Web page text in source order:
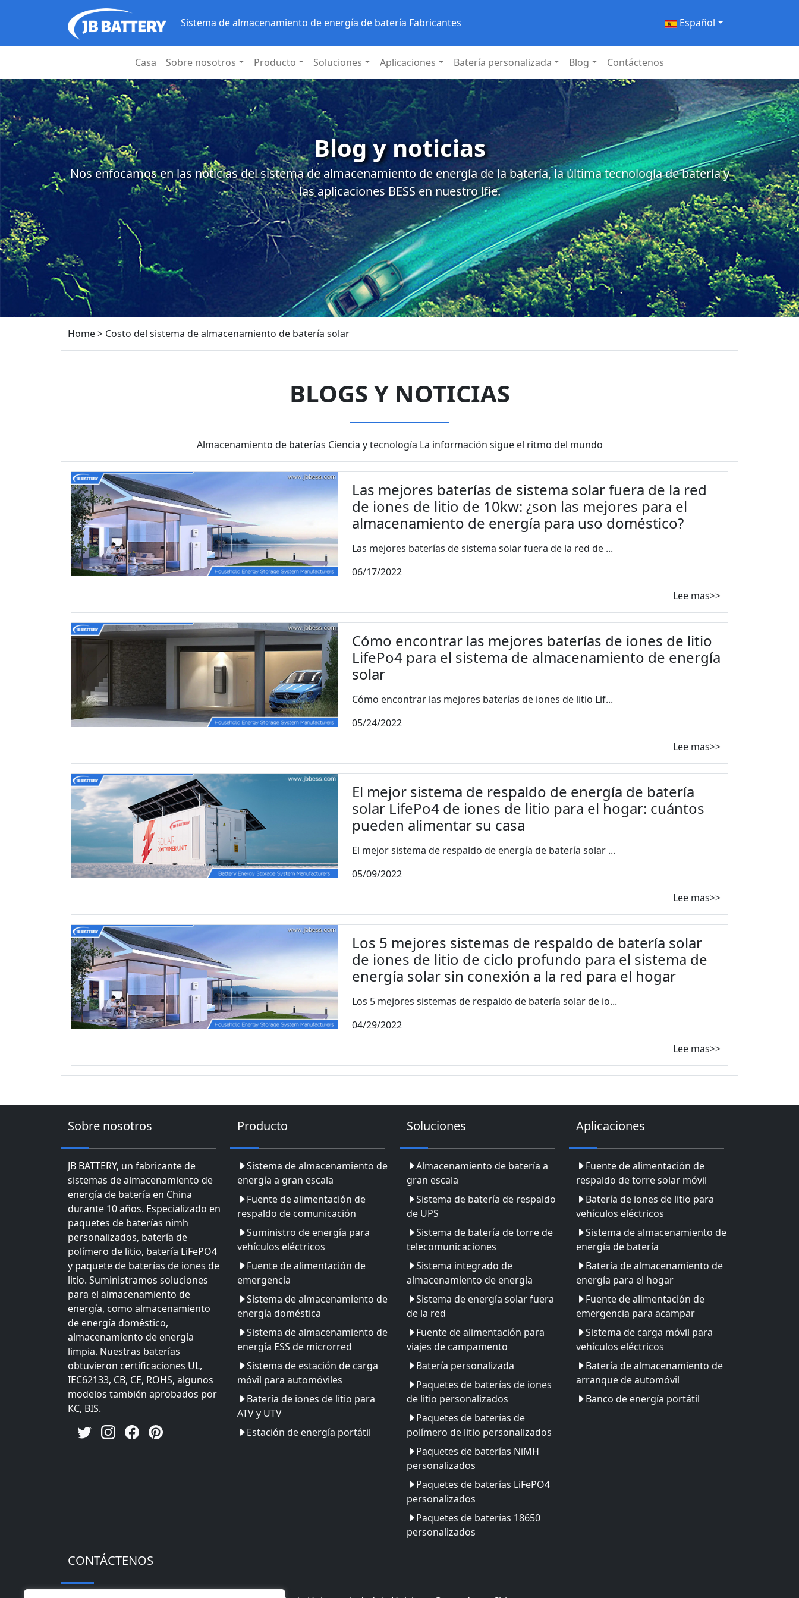
Sistema de almacenamiento de energía de batería Fabricantes Español
Casa Sobre nosotros Producto Soluciones Aplicaciones Batería personalizada Blog Contáctenos
Blog y noticias
Nos enfocamos en las noticias del sistema de almacenamiento de energía de la batería, la última tecnología de batería y
las aplicaciones BESS en nuestro lfie.
Home> Costo del sistema de almacenamiento de batería solar
BLOGS Y NOTICIAS
Almacenamiento de baterías Ciencia y tecnología La información sigue el ritmo del mundo
Las mejores baterías de sistema solar fuera de la red
de iones de litio de 10kw: ¿son las mejores para el
almacenamiento de energía para uso doméstico?
Las mejores baterías de sistema solar fuera de la red de ...
06/17/2022
Lee mas>>
Cómo encontrar las mejores baterías de iones de litio
LifePo4 para el sistema de almacenamiento de energía
solar
Cómo encontrar las mejores baterías de iones de litio Lif...
05/24/2022
Lee mas>>
El mejor sistema de respaldo de energía de batería
solar LifePo4 de iones de litio para el hogar: cuántos
pueden alimentar su casa
El mejor sistema de respaldo de energía de batería solar ...
05/09/2022
Lee mas>>
Los 5 mejores sistemas de respaldo de batería solar
de iones de litio de ciclo profundo para el sistema de
energía solar sin conexión a la red para el hogar
Los 5 mejores sistemas de respaldo de batería solar de io...
04/29/2022
Lee mas>>
Sobre nosotros
JB BATTERY, un fabricante de
sistemas de almacenamiento de
energía de batería en China
durante 10 años. Especializado en
paquetes de baterías nimh
personalizados, batería de
polímero de litio, batería LiFePO4
y paquete de baterías de iones de
litio. Suministramos soluciones
para el almacenamiento de
energía, como almacenamiento
de energía doméstico,
almacenamiento de energía
limpia. Nuestras baterías
obtuvieron certificaciones UL,
IEC62133, CB, CE, ROHS, algunos
modelos también aprobados por
KC, BIS.
Producto
Sistema de almacenamiento de
energía a gran escala
Fuente de alimentación de
respaldo de comunicación
Suministro de energía para
vehículos eléctricos
Fuente de alimentación de
emergencia
Sistema de almacenamiento de
energía doméstica
Sistema de almacenamiento de
energía ESS de microrred
Sistema de estación de carga
móvil para automóviles
Batería de iones de litio para
ATV y UTV
Estación de energía portátil
Soluciones
Almacenamiento de batería a
gran escala
Sistema de batería de respaldo
de UPS
Sistema de batería de torre de
telecomunicaciones
Sistema integrado de
almacenamiento de energía
Sistema de energía solar fuera
de la red
Fuente de alimentación para
viajes de campamento
Batería personalizada
Paquetes de baterías de iones
de litio personalizados
Paquetes de baterías de
polímero de litio personalizados
Paquetes de baterías NiMH
personalizados
Paquetes de baterías LiFePO4
personalizados
Paquetes de baterías 18650
personalizados
Aplicaciones
Fuente de alimentación de
respaldo de torre solar móvil
Batería de iones de litio para
vehículos eléctricos
Sistema de almacenamiento de
energía de batería
Batería de almacenamiento de
energía para el hogar
Fuente de alimentación de
emergencia para acampar
Sistema de carga móvil para
vehículos eléctricos
Batería de almacenamiento de
arranque de automóvil
Banco de energía portátil
CONTÁCTENOS